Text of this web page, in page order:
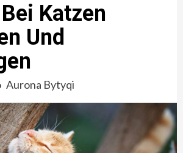
Katzen
Und
Aurona Bytyqi